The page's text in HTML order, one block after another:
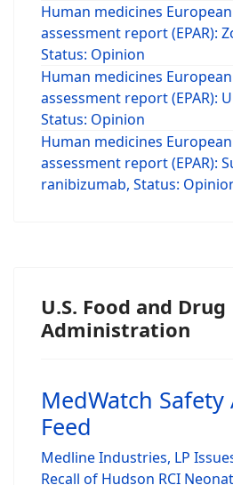
Human medicines
assessment report (EPAR):
Status: Opinion
Human medicines
assessment report (EPAR):
Status: Opinion
Human medicines
assessment report (EPAR):
ranibizumab, Status:
U.S. Food and Drug
Administration
MedWatch Safety
Feed
Medline Industries, LP
Recall of Hudson RCI